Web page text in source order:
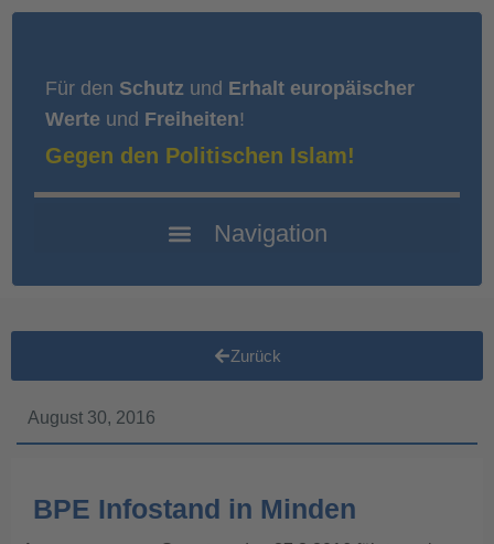
Für den Schutz und Erhalt europäischer
Werte und Freiheiten!
Gegen den Politischen Islam!
Zurück
August 30, 2016
BPE Infostand in Minden